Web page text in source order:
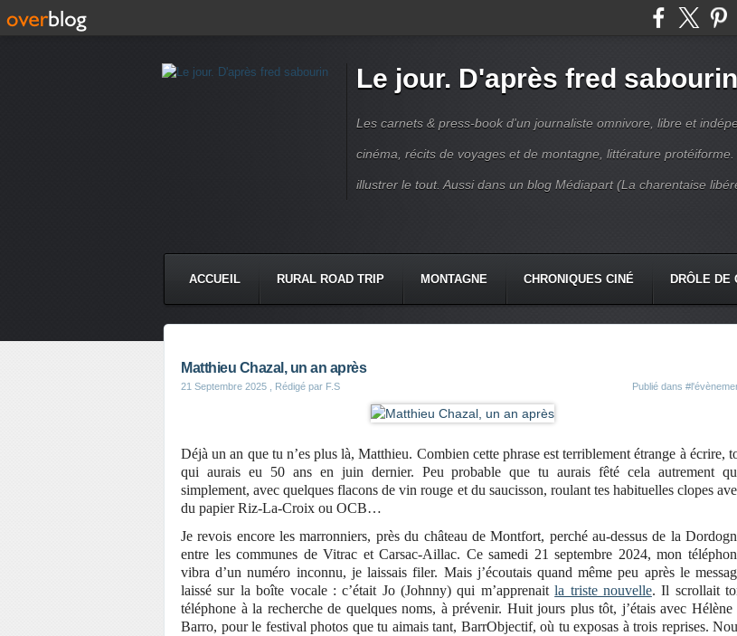
Le jour. D'après fred sabourin
Les carnets & press-book d'un journaliste omnivore, libre et
cinéma, récits de voyages et de montagne, littérature
illustrer le tout. Aussi dans un blog Médiapart (La charentaise
ACCUEIL RURAL ROAD TRIP MONTAGNE CHRONIQUES CINÉ DRÔLE DE
Matthieu Chazal, un an après
21 Septembre 2025 , Rédigé par F.S Publié dans
Déjà un an que tu n’es plus là, Matthieu. Combien cette phrase est terriblement étrange à écrire,
qui aurais eu 50 ans en juin dernier. Peu probable que tu aurais fêté cela autrement
simplement, avec quelques flacons de vin rouge et du saucisson, roulant tes habituelles clopes
du papier Riz-La-Croix ou OCB…
Je revois encore les marronniers, près du château de Montfort, perché au-dessus de la
entre les communes de Vitrac et Carsac-Aillac. Ce samedi 21 septembre 2024, mon
vibra d’un numéro inconnu, je laissais filer. Mais j’écoutais quand même peu après le
laissé sur la boîte vocale : c’était Jo (Johnny) qui m’apprenaitla triste nouvelle. Il scrollait
téléphone à la recherche de quelques noms, à prévenir. Huit jours plus tôt, j’étais avec Hélène
Barro, pour le festival photos que tu aimais tant, BarrObjectif, où tu exposas à trois reprises.